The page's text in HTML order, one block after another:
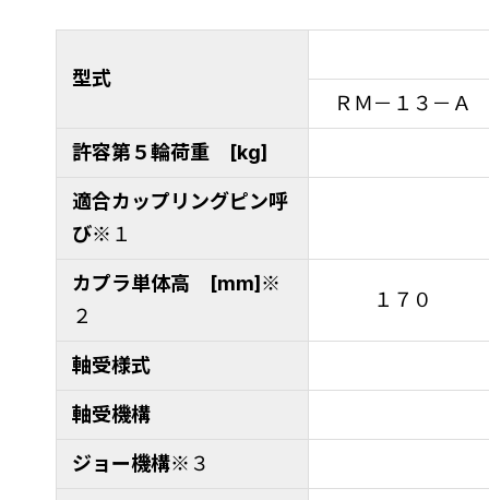
型式
ＲＭ－１３－Ａ
許容第５輪荷重 [kg]
適合カップリングピン呼
び※１
カプラ単体高 [mm] ※
２
１７０
軸受様式
軸受機構
ジョー機構※３